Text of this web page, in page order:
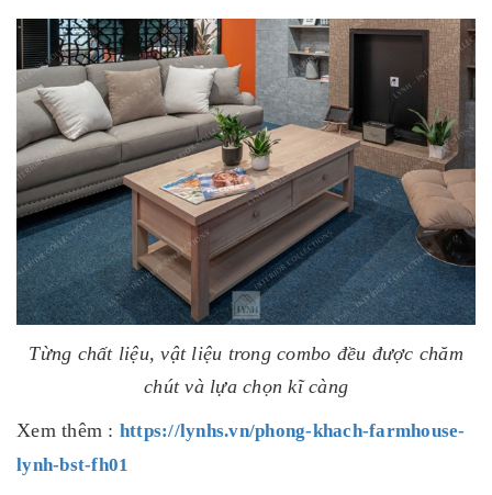
Từng chất liệu, vật liệu trong combo đều được chăm
chút và lựa chọn kĩ càng
Xem thêm : https://lynhs.vn/phong-khach-farmhouse-
lynh-bst-fh01